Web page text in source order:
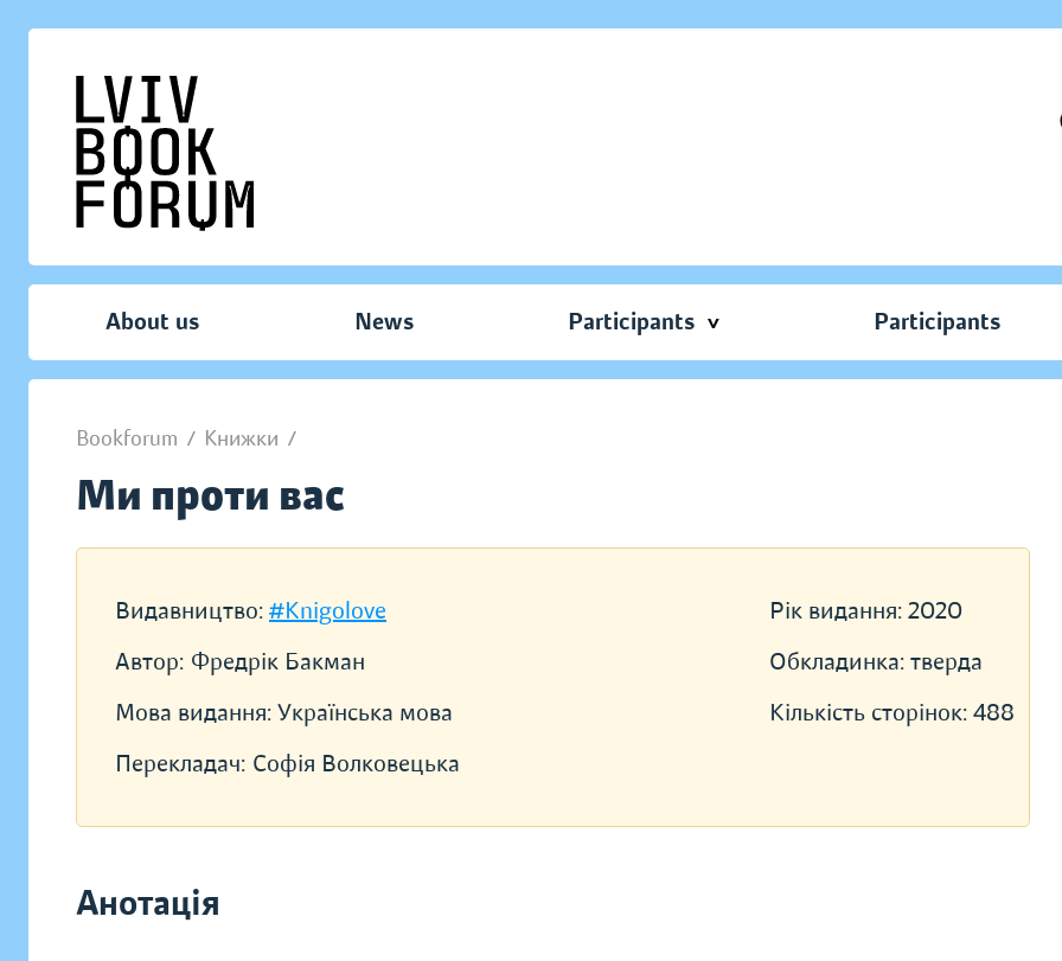
About us News Participants Participants
Bookforum / Книжки /
Ми проти вас
Видавництво: #Knigolove
Автор: Фредрік Бакман
Мова видання: Українська мова
Перекладач: Софія Волковецька
Рік видання: 2020
Обкладинка: тверда
Кількість сторінок: 488
Анотація